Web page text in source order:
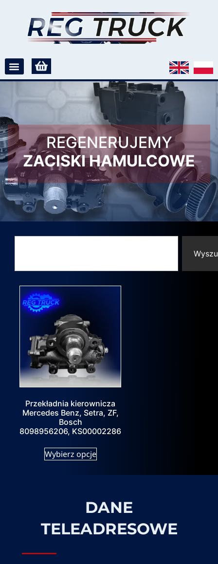
REGENERUJEMY
ZACISKI HAMULCOWE
Przekładnia kierownicza
Mercedes Benz, Setra, ZF,
Bosch
8098956206, KS00002286
Wybierz opcje
DANE
TELEADRESOWE